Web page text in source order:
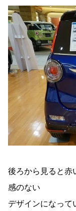
後ろから見ると赤
感のない
デザインになって